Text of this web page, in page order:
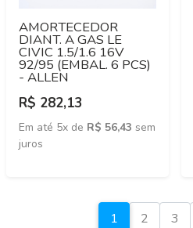
AMORTECEDOR
DIANT. A GAS LE
CIVIC 1.5/1.6 16V
92/95 (EMBAL. 6 PCS)
- ALLEN
R$ 282,13
Em até 5x de R$ 56,43 sem
juros
1 2 3